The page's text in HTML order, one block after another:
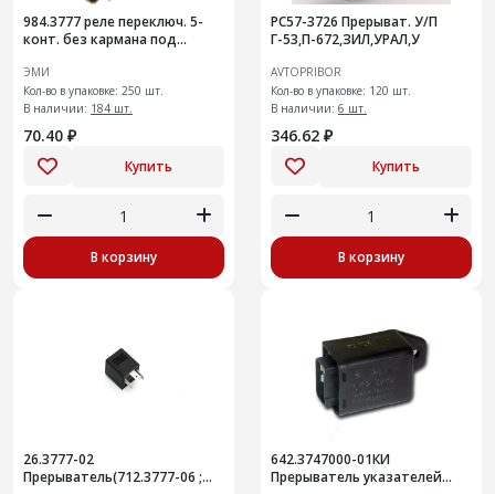
984.3777 реле переключ. 5-
конт. без кармана под
ЭМИ
Кол-во в упаковке: 250 шт.
В наличии: 184 шт.
70.40 ₽
Купить
В корзину
РС57-3726 Прерыват. У/П
Г-53,П-672,ЗИЛ,УРАЛ,У
AVTOPRIBOR
Кол-во в упаковке: 120 шт.
В наличии: 6 шт.
346.62 ₽
Купить
В корзину
26.3777-02
Прерыватель(712.3777-06 ;
642.3747000-01КИ
Прерыватель указателей